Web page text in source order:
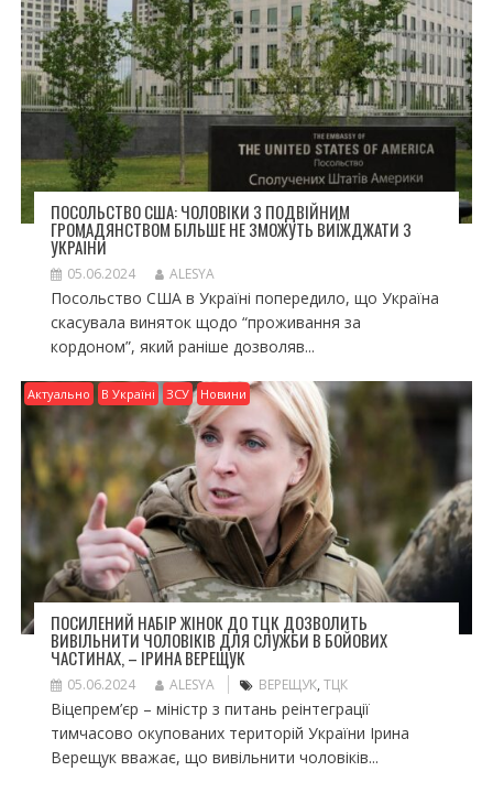
ПОСОЛЬСТВО США: ЧОЛОВІКИ З ПОДВІЙНИМ
ГРОМАДЯНСТВОМ БІЛЬШЕ НЕ ЗМОЖУТЬ ВИЇЖДЖАТИ З
УКРАЇНИ
05.06.2024 ALESYA
Посольство США в Україні попередило, що Україна
скасувала виняток щодо “проживання за
кордоном”, який раніше дозволяв...
Актуально В Україні ЗСУ Новини
ПОСИЛЕНИЙ НАБІР ЖІНОК ДО ТЦК ДОЗВОЛИТЬ
ВИВІЛЬНИТИ ЧОЛОВІКІВ ДЛЯ СЛУЖБИ В БОЙОВИХ
ЧАСТИНАХ, – ІРИНА ВЕРЕЩУК
05.06.2024 ALESYA ВЕРЕЩУК, ТЦК
Віцепрем’єр – міністр з питань реінтеграції
тимчасово окупованих територій України Ірина
Верещук вважає, що вивільнити чоловіків...